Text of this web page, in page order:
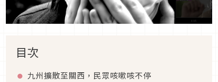
目次
九州擴散至關西，民眾咳嗽咳不停